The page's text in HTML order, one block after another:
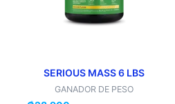
SERIOUS MASS 6 LBS
GANADOR DE PESO
Las
opciones
elegir
en